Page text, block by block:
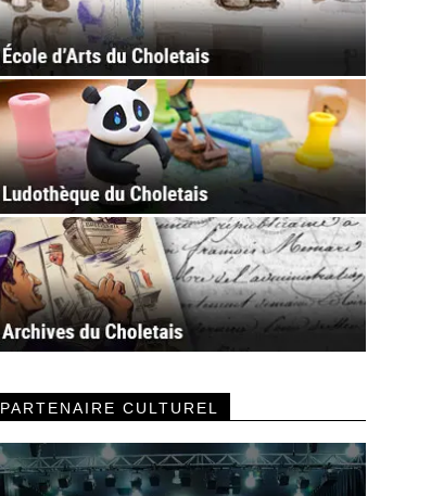
PARTENAIRE CULTUREL